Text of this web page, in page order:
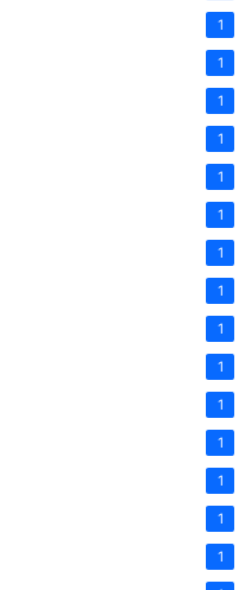
1
1
1
1
1
1
1
1
1
1
1
1
1
1
1